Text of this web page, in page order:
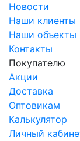
Новости
Наши клиенты
Наши объекты
Контакты
Покупателю
Акции
Доставка
Оптовикам
Калькулятор
Личный